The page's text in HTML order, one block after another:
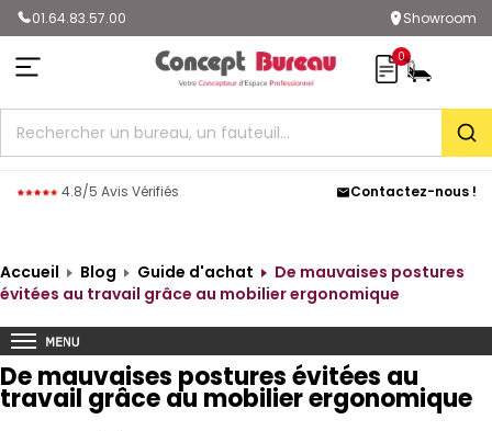
01.64.83.57.00 Showroom
0
4.8/5 Avis Vérifiés Contactez-nous !
Accueil Blog Guide d'achat
De mauvaises postures
évitées au travail grâce au mobilier ergonomique
De mauvaises postures évitées au
travail grâce au mobilier ergonomique